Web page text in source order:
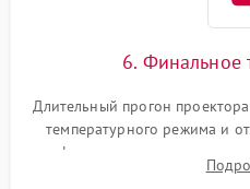
6. Финальное
Длительный прогон
температурного режима и
фокуса, контрастности и
таблицах. Проверка